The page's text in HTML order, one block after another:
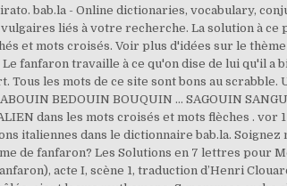
bab.la - Online dictionaries, vocabulary,
liés à votre recherche. La solution à
et mots croisés. Voir plus d'idées sur le
Le fanfaron travaille à ce qu'on dise de lui qu'il
Tous les mots de ce site sont bons au
BEDOUIN BOUQUIN ... SAGOUIN
dans les mots croisés et mots flèches .
italiennes dans le dictionnaire bab.la.
de fanfaron? Les Solutions en 7 lettres pour
acte I, scène 1, traduction d’Henri